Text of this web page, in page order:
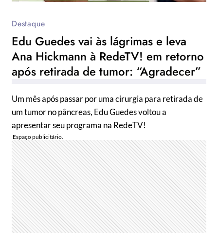
Destaque
Edu Guedes vai às lágrimas e leva
Ana Hickmann à RedeTV! em retorno
após retirada de tumor: “Agradecer”
Um mês após passar por uma cirurgia para retirada de
um tumor no pâncreas, Edu Guedes voltou a
apresentar seu programa na RedeTV!